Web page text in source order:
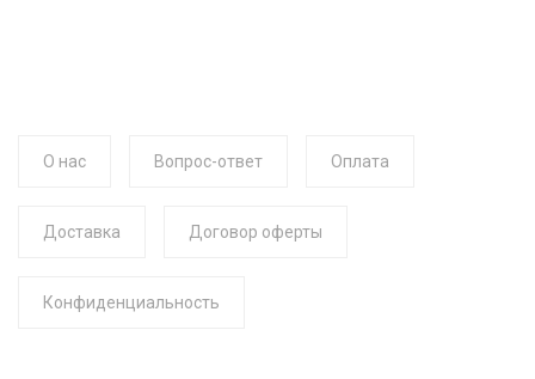
О нас Вопрос-ответ Оплата
Доставка Договор оферты
Конфиденциальность